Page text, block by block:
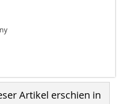
Artikel erschien in